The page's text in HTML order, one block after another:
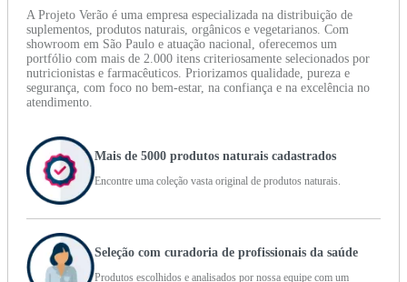
A Projeto Verão é uma empresa especializada na distribuição de
suplementos, produtos naturais, orgânicos e vegetarianos. Com
showroom em São Paulo e atuação nacional, oferecemos um
portfólio com mais de 2.000 itens criteriosamente selecionados por
nutricionistas e farmacêuticos. Priorizamos qualidade, pureza e
segurança, com foco no bem-estar, na confiança e na excelência no
atendimento.
Mais de 5000 produtos naturais cadastrados
Encontre uma coleção vasta original de produtos naturais.
Seleção com curadoria de profissionais da saúde
Produtos escolhidos e analisados por nossa equipe com um